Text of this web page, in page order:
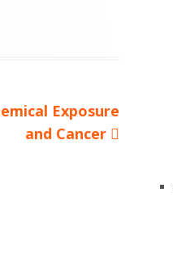
Exposure
and Cancer